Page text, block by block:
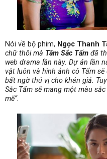
Nói về bộ phim, Ngọc Thanh
chữ thôi mà Tâm Sắc Tấm đã
web drama lần này. Dự án lần
vật luôn và hình ảnh cô Tấm
bất ngờ thú vị cho khán giả.
Sắc Tấm sẽ mang một màu
mẽ”.